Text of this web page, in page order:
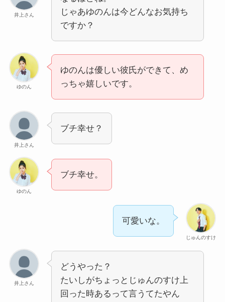
井上さん
じゃあゆのんは今どんなお気持ち
ですか？
ゆのん
ゆのんは優しい彼氏ができて、め
っちゃ嬉しいです。
井上さん
ブチ幸せ？
ゆのん
ブチ幸せ。
じゅんのすけ
可愛いな。
井上さん
どうやった？
たいしがちょっとじゅんのすけ上
回った時あるって言うてたやん